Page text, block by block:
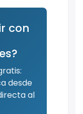
con
desde
al